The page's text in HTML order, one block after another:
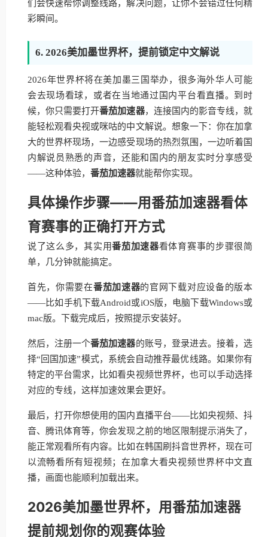
们会快速帮你调整线路，解决问题，让你不会错过任何精
彩瞬间。
6. 2026美加墨世界杯，提前锁定中文解说
2026年世界杯将在美加墨三国举办，很多海外华人可能
会去现场看球，或者在当地通过国内平台看直播。到时
候，你只需要打开番茄加速器，连接国内的影音专线，就
能轻松观看央视或咪咕的中文解说。想象一下：你在加拿
大的世界杯现场，一边感受现场的热烈氛围，一边听着国
内解说员熟悉的声音，还能和国内的朋友实时分享感受
——这种体验， 番茄加速器就能帮你实现。
具体操作步骤——用番茄加速器看体
育赛事的正确打开方式
说了这么多，其实用番茄加速器看体育赛事的步骤很简
单，几分钟就能搞定。
首先，你需要在番茄加速器的官网下载对应设备的版本
——比如手机下载Android或iOS版，电脑下载Windows或
mac版。下载完成后，按照提示安装好。
然后，注册一个番茄加速器的账号，登录进去。接着，选
择“回国加速”模式，系统会自动推荐最优线路。如果你有
特定的平台需求，比如看央视频世界杯，也可以手动选择
对应的专线，这样加速效果会更好。
最后，打开你想使用的国内直播平台——比如央视频、抖
音、腾讯体育等，你会发现之前的地区限制提示消失了，
能正常观看所有内容。比如在韩国刷抖音世界杯，现在可
以流畅看所有短视频；在加拿大看央视频世界杯中文直
播，画面也能顺利加载出来。
2026美加墨世界杯，用番茄加速器
提前规划你的观赛体验